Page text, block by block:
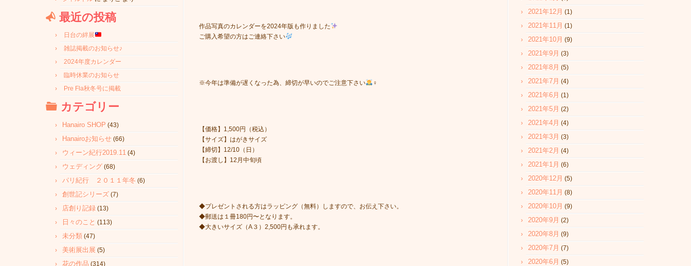
最近の投稿
日台の絆展
雑誌掲載のお知らせ♪
2024年度カレンダー
臨時休業のお知らせ
Pre Fla秋冬号に掲載
カテゴリー
Hanairo SHOP (43)
Hanairoお知らせ (66)
ウィーン紀行2019.11 (4)
ウェディング (68)
パリ紀行 ２０１１年冬 (6)
創世記シリーズ (7)
店創り記録 (13)
日々のこと (113)
未分類 (47)
美術展出展 (5)
花の作品 (314)
作品写真のカレンダーを2024年版も作りました
ご購入希望の方はご連絡下さい
※今年は準備が遅くなった為、締切が早いのでご注意下さい ‍♀️
【価格】1,500円（税込）
【サイズ】はがきサイズ
【締切】12/10（日）
【お渡し】12月中旬頃
◆プレゼントされる方はラッピング（無料）しますので、お伝え下さい。
◆郵送は１冊180円〜となります。
◆大きいサイズ（A３）2,500円も承れます。
2021年12月 (1)
2021年11月 (1)
2021年10月 (9)
2021年9月 (3)
2021年8月 (5)
2021年7月 (4)
2021年6月 (1)
2021年5月 (2)
2021年4月 (4)
2021年3月 (3)
2021年2月 (4)
2021年1月 (6)
2020年12月 (5)
2020年11月 (8)
2020年10月 (9)
2020年9月 (2)
2020年8月 (9)
2020年7月 (7)
2020年6月 (5)